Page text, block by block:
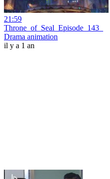
21:59
Throne_of_Seal_Episode_143_
Drama animation
il y a 1 an